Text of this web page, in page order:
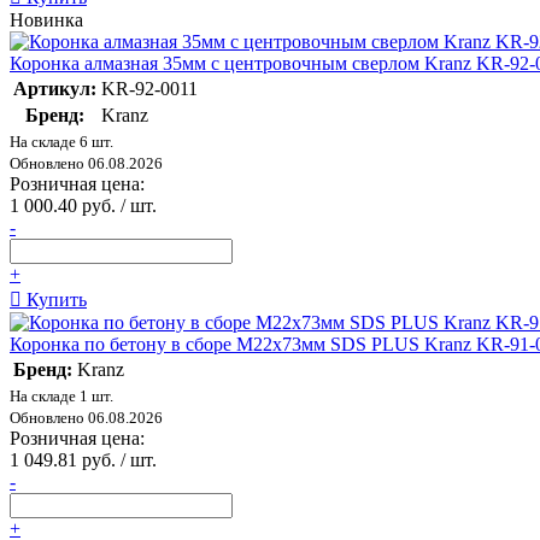
Новинка
Коронка алмазная 35мм с центровочным сверлом Kranz KR-92-
Артикул: KR-92-0011
Бренд:
Kranz
На складе 6 шт.
Обновлено 06.08.2026
Розничная цена:
1 000.40 руб. / шт.
-
+
Купить
Коронка по бетону в сборе М22х73мм SDS PLUS Kranz KR-91-
Бренд: Kranz
На складе 1 шт.
Обновлено 06.08.2026
Розничная цена:
1 049.81 руб. / шт.
-
+